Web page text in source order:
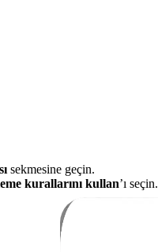
sekmesine geçin.
kurallarını kullan’ı seçin.